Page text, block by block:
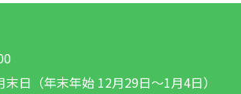
日（年末年始 12月29日～1月4日）